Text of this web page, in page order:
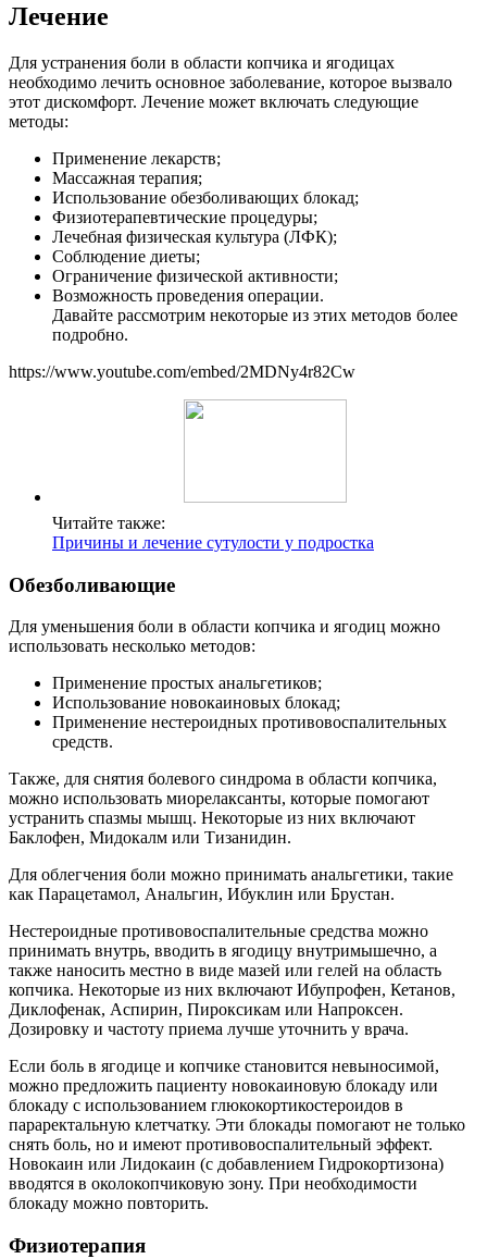
Лечение
Для устранения боли в области копчика и ягодицах
необходимо лечить основное заболевание, которое вызвало
этот дискомфорт. Лечение может включать следующие
методы:
Применение лекарств;
Массажная терапия;
Использование обезболивающих блокад;
Физиотерапевтические процедуры;
Лечебная физическая культура (ЛФК);
Соблюдение диеты;
Ограничение физической активности;
Возможность проведения операции.
Давайте рассмотрим некоторые из этих методов более
подробно.
https://www.youtube.com/embed/2MDNy4r82Cw
Читайте также:
Причины и лечение сутулости у подростка
Обезболивающие
Для уменьшения боли в области копчика и ягодиц можно
использовать несколько методов:
Применение простых анальгетиков;
Использование новокаиновых блокад;
Применение нестероидных противовоспалительных
средств.
Также, для снятия болевого синдрома в области копчика,
можно использовать миорелаксанты, которые помогают
устранить спазмы мышц. Некоторые из них включают
Баклофен, Мидокалм или Тизанидин.
Для облегчения боли можно принимать анальгетики, такие
как Парацетамол, Анальгин, Ибуклин или Брустан.
Нестероидные противовоспалительные средства можно
принимать внутрь, вводить в ягодицу внутримышечно, а
также наносить местно в виде мазей или гелей на область
копчика. Некоторые из них включают Ибупрофен, Кетанов,
Диклофенак, Аспирин, Пироксикам или Напроксен.
Дозировку и частоту приема лучше уточнить у врача.
Если боль в ягодице и копчике становится невыносимой,
можно предложить пациенту новокаиновую блокаду или
блокаду с использованием глюкокортикостероидов в
параректальную клетчатку. Эти блокады помогают не только
снять боль, но и имеют противовоспалительный эффект.
Новокаин или Лидокаин (с добавлением Гидрокортизона)
вводятся в околокопчиковую зону. При необходимости
блокаду можно повторить.
Физиотерапия